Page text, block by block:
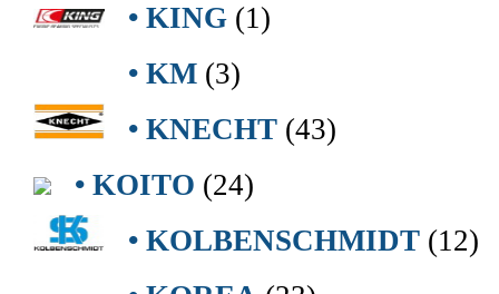
• KING (1)
• KM (3)
• KNECHT (43)
• KOITO (24)
• KOLBENSCHMIDT (12)